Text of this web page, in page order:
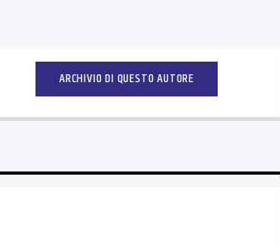
ARCHIVIO DI QUESTO AUTORE